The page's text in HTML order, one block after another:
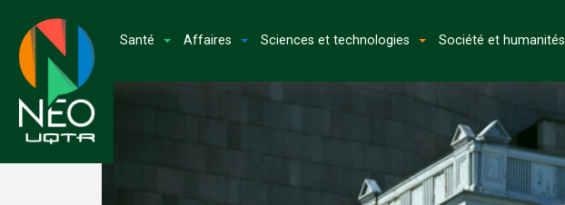
Santé Affaires Sciences et technologies Société et humanités